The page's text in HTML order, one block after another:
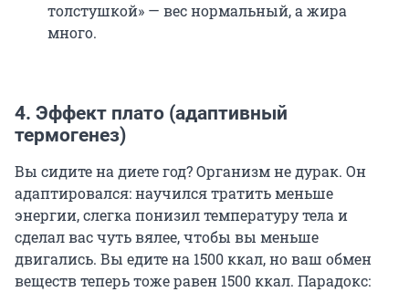
толстушкой» — вес нормальный, а жира
много.
4. Эффект плато (адаптивный
термогенез)
Вы сидите на диете год? Организм не дурак. Он
адаптировался: научился тратить меньше
энергии, слегка понизил температуру тела и
сделал вас чуть вялее, чтобы вы меньше
двигались. Вы едите на 1500 ккал, но ваш обмен
веществ теперь тоже равен 1500 ккал. Парадокс: